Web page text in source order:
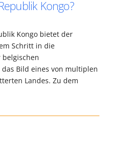
Kongo?
Kongo bietet der
Schritt in die
belgischen
Bild eines von multiplen
Landes. Zu dem